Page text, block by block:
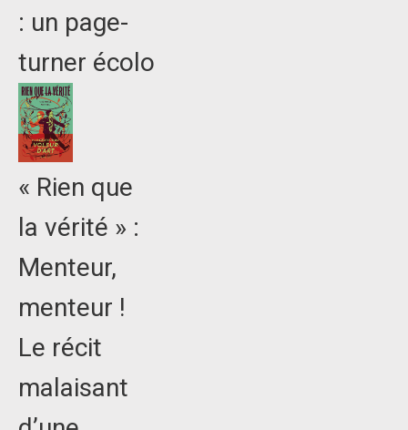
: un page-
turner écolo
« Rien que
la vérité » :
Menteur,
menteur !
Le récit
malaisant